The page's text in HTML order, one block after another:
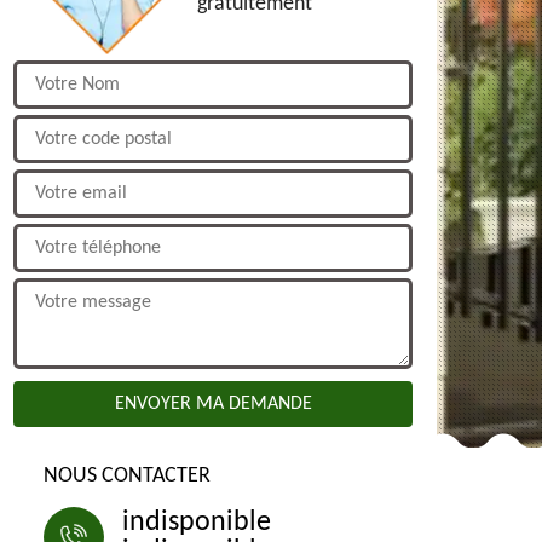
NOUS CONTACTER
indisponible